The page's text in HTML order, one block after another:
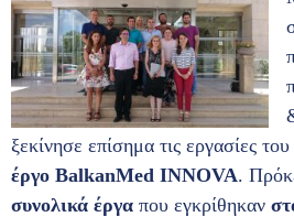
ξεκίνησε επίσημα τις εργασίες
έργο BalkanMed INNOVA.
συνολικά έργα που εγκρίθηκαν